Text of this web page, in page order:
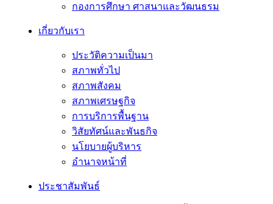
กองการศึกษา ศาสนาและวัฒนธรม
เกี่ยวกับเรา
ประวัติความเป็นมา
สภาพทั่วไป
สภาพสังคม
สภาพเศรษฐกิจ
การบริการพื้นฐาน
วิสัยทัศน์และพันธกิจ
นโยบายผู้บริหาร
อํานาจหน้าที่
ประชาสัมพันธ์